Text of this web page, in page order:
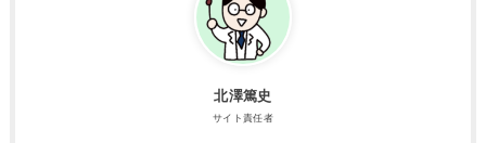
北澤篤史
サイト責任者